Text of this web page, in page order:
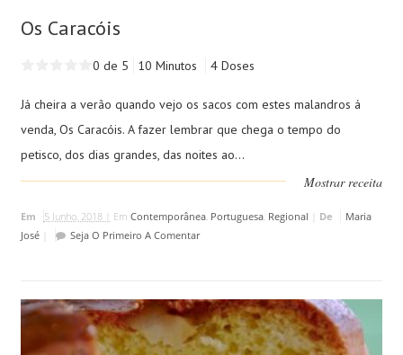
Os Caracóis
0 de 5 10 Minutos 4 Doses
Já cheira a verão quando vejo os sacos com estes malandros á
venda, Os Caracóis. A fazer lembrar que chega o tempo do
petisco, dos dias grandes, das noites ao...
Mostrar receita
Em 5 Junho, 2018 | Em Contemporânea, Portuguesa, Regional De
Maria
José| Seja O Primeiro A Comentar